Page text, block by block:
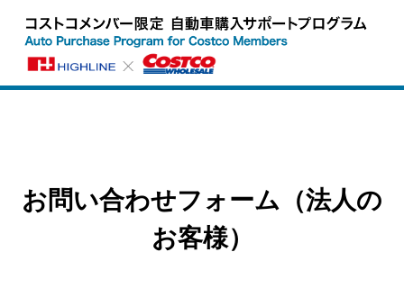
お問い合わせフォーム（法人の
お客様）